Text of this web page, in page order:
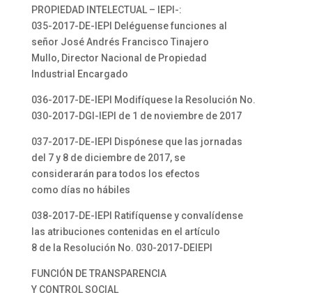
PROPIEDAD INTELECTUAL – IEPI-:
035-2017-DE-IEPI Deléguense funciones al
señor José Andrés Francisco Tinajero
Mullo, Director Nacional de Propiedad
Industrial Encargado
036-2017-DE-IEPI Modifíquese la Resolución No.
030-2017-DGI-IEPI de 1 de noviembre de 2017
037-2017-DE-IEPI Dispónese que las jornadas
del 7 y 8 de diciembre de 2017, se
considerarán para todos los efectos
como días no hábiles
038-2017-DE-IEPI Ratifíquense y convalídense
las atribuciones contenidas en el artículo
8 de la Resolución No. 030-2017-DEIEPI
FUNCIÓN DE TRANSPARENCIA
Y CONTROL SOCIAL